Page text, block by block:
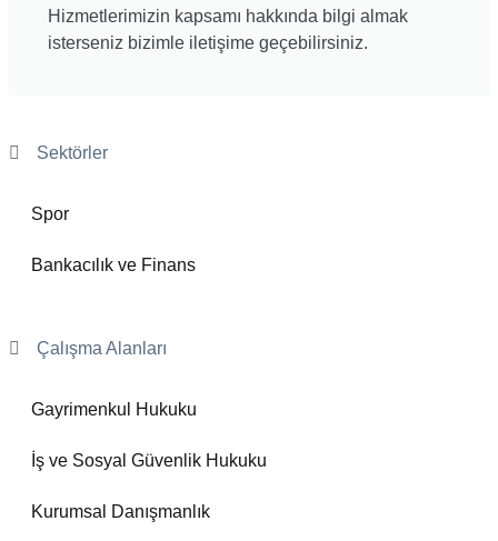
Hizmetlerimizin kapsamı hakkında bilgi almak
isterseniz bizimle iletişime geçebilirsiniz.
Sektörler
Spor
Bankacılık ve Finans
Çalışma Alanları
Gayrimenkul Hukuku
İş ve Sosyal Güvenlik Hukuku
Kurumsal Danışmanlık